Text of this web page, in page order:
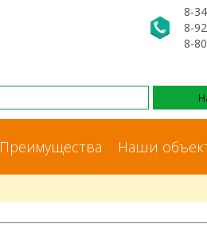
8-
8-
8-
Преимущества Наши